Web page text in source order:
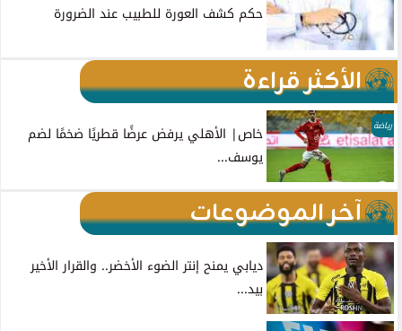
حكم كشف العورة للطبيب عند الضرورة
الأكثر قراءة
رياضة
خاص| الأهلي يرفض عرضًا قطريًا ضخمًا لضم
يوسف...
آخر الموضوعات
ديابي يمنح إنتر الضوء الأخضر.. والقرار الأخير
بيد...